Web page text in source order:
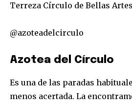
Terreza Círculo de Bellas
@azoteadelcirculo
Azotea del Círculo
Es una de las paradas
menos acertada. La